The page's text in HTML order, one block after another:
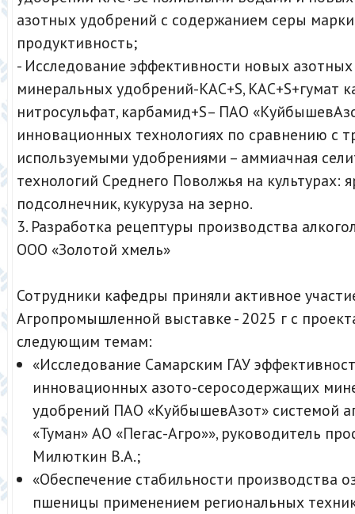
азотных удобрений с содержанием серы
продуктивность;
- Исследование эффективности новых
минеральных удобрений-КАС+S, КАС+S+гумат
нитросульфат, карбамид+S– ПАО
инновационных технологиях по сравнению с
используемыми удобрениями – аммиачная
технологий Среднего Поволжья на культурах:
подсолнечник, кукуруза на зерно.
3. Разработка рецептуры производства
ООО «Золотой хмель»
Сотрудники кафедры приняли активное
Агропромышленной выставке - 2025 г с
следующим темам:
«Исследование Самарским ГАУ
инновационных азото-серосодержащих
удобрений ПАО «КуйбышевАзот» системой
«Туман» АО «Пегас-Агро»», руководитель
Милюткин В.А.;
«Обеспечение стабильности производства
пшеницы применением региональных